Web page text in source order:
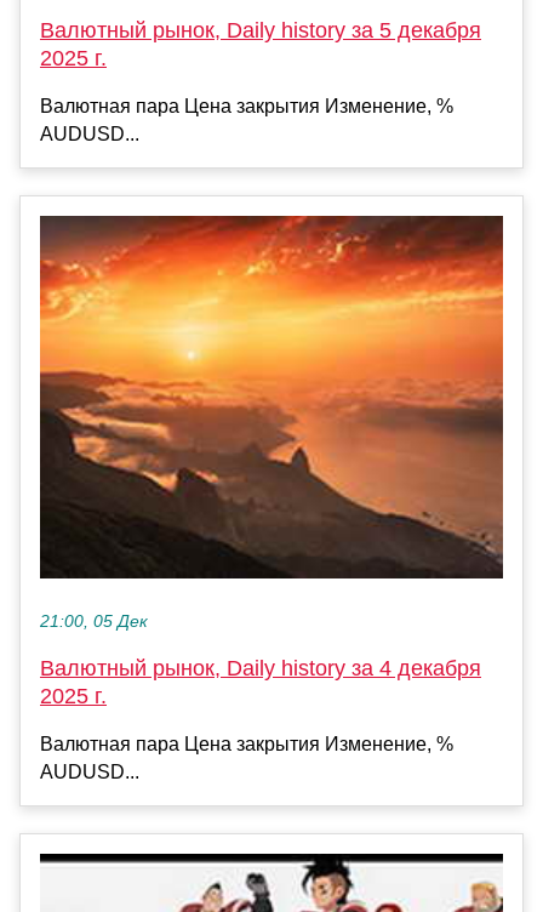
Валютный рынок, Daily history за 5 декабря
2025 г.
Валютная пара Цена закрытия Изменение, %
AUDUSD...
21:00, 05 Дек
Валютный рынок, Daily history за 4 декабря
2025 г.
Валютная пара Цена закрытия Изменение, %
AUDUSD...